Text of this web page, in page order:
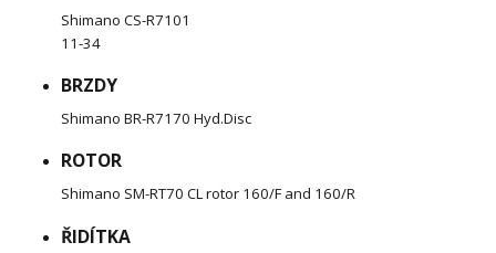
Shimano CS-R7101
11-34
BRZDY
Shimano BR-R7170 Hyd.Disc
ROTOR
Shimano SM-RT70 CL rotor 160/F and 160/R
ŘIDÍTKA